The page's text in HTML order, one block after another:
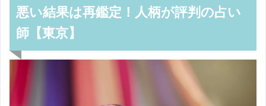
悪い結果は再鑑定！人柄が評判の占い
師【東京】